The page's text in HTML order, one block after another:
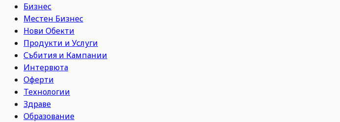
Бизнес
Местен Бизнес
Нови Обекти
Продукти и Услуги
Събития и Кампании
Интервюта
Оферти
Технологии
Здраве
Образование